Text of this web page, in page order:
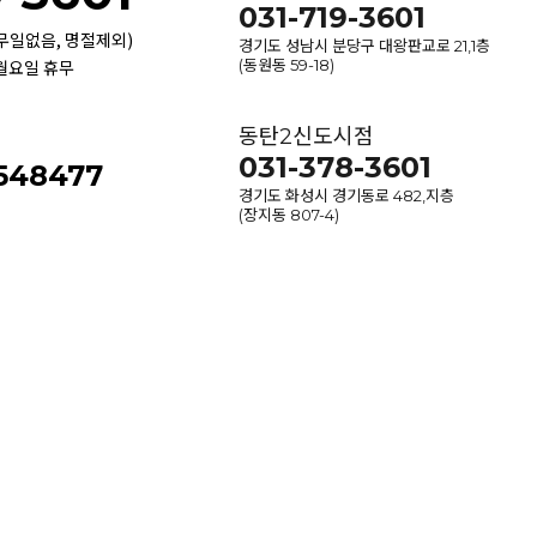
일없음, 명절제외)
요일 휴무
031-719-3601
경기도 성남시 분당구 대왕판교로 21,1층
(동원동 59-18)
동탄2신도시점
031-378-3601
경기도 화성시 경기동로 482,지층
(장지동 807-4)